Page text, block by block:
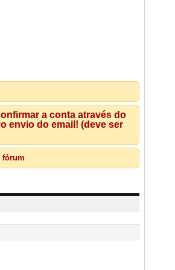
a conta através do
envio do email! (deve ser
fórum